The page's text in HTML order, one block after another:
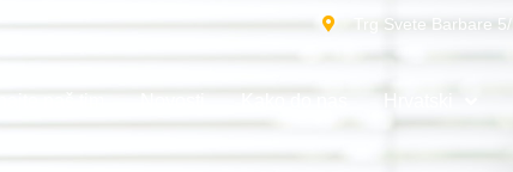
Trg Svete Barbare 5/II
Hrvatski